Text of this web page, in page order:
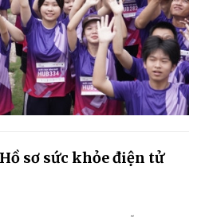
sơ sức khỏe điện tử